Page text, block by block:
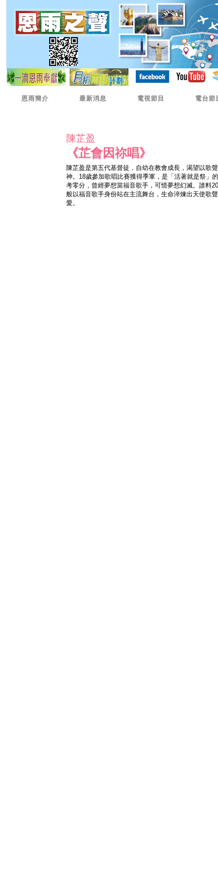
恩雨簡介 最新消息 電視節目 電台節
陳芷盈
《芷會因祢唱》
陳芷盈是第五代基督徒，自幼在教會成長，渴望以歌
神。18歲參加歌唱比賽獲得季軍，是「活著就是祭」
考零分，曾經夢想當福音歌手，可惜夢想幻滅。誰料
般以福音歌手身份站在主流舞台，生命淬煉出天使歌
愛。